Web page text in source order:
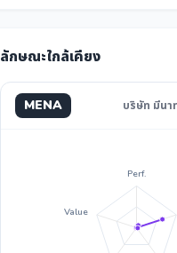
ลักษณะใกล้เคียง
MENA บริษัท มีนา
Perf.
Value